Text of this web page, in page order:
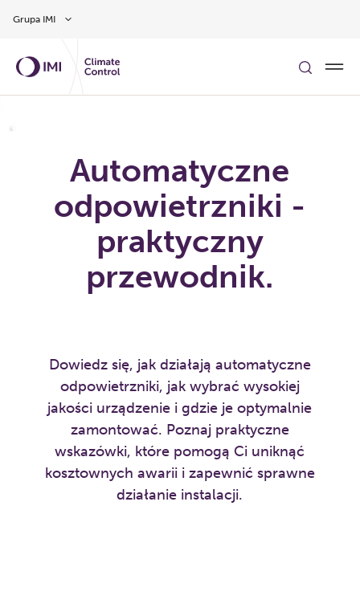
Grupa IMI
Automatyczne
odpowietrzniki -
praktyczny
przewodnik.
Dowiedz się, jak działają automatyczne
odpowietrzniki, jak wybrać wysokiej
jakości urządzenie i gdzie je optymalnie
zamontować. Poznaj praktyczne
wskazówki, które pomogą Ci uniknąć
kosztownych awarii i zapewnić sprawne
działanie instalacji.